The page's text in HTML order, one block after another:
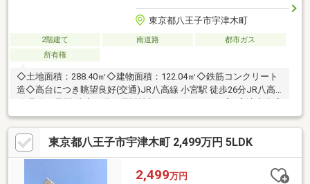
東京都八王子市宇津木町
2階建て 南道路
都市ガス
所有権
◇土地面積：288.40㎡◇建物面積：122.04㎡◇鉄筋コンクリート
造◇高台につき眺望良好(交通)JR八高線 小宮駅 徒歩26分JR八高
まで1190m 徒歩15分ファミリーマート八王子バイパス店まで
730m 徒歩10分八王子宇津木郵便局まで610m 徒歩8分お気軽にお
問い合わせください♪
東京都八王子市宇津木町 2,499万円 5LDK
2,499万円